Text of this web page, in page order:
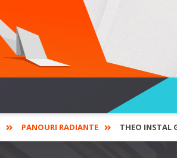
PANOURI RADIANTE THEO INSTAL